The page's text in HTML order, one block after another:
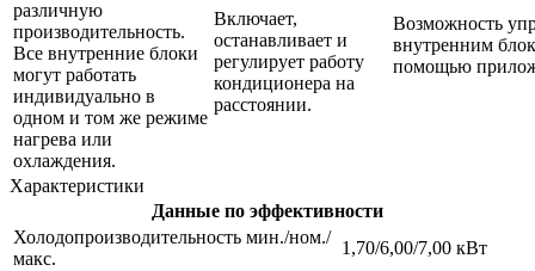
различную
производительность.
Все внутренние блоки
могут работать
индивидуально в
одном и том же режиме
нагрева или
охлаждения.
Включает,
останавливает и
регулирует работу
кондиционера на
расстоянии.
Возможность
внутренним
помощью
Характеристики
Данные по эффективности
Холодопроизводительность мин./ном./
макс.
1,70/6,00/7,00 кВт